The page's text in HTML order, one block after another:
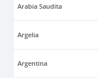
Arabia Saudita
Argelia
Argentina